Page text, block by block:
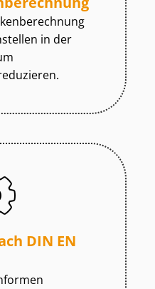
in der
DIN EN